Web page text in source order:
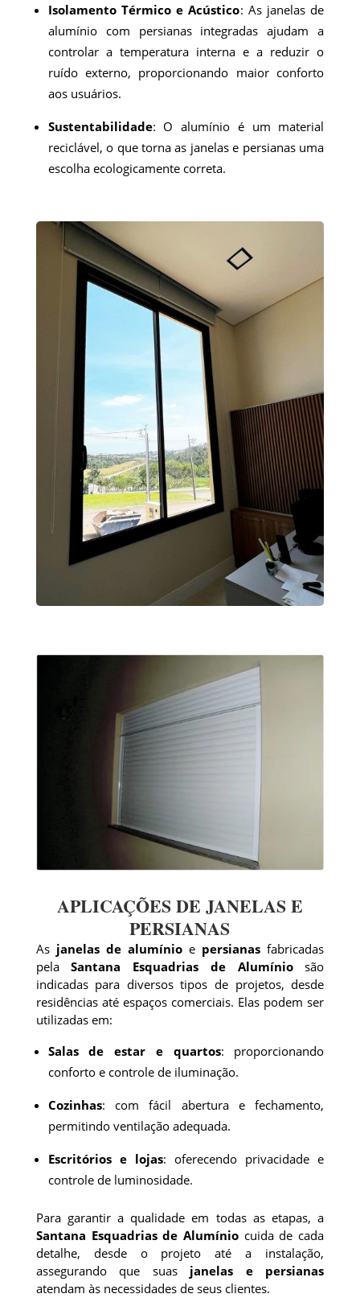
Isolamento Térmico e Acústico: As janelas de
alumínio com persianas integradas ajudam a
controlar a temperatura interna e a reduzir o
ruído externo, proporcionando maior conforto
aos usuários.
Sustentabilidade: O alumínio é um material
reciclável, o que torna as janelas e persianas uma
escolha ecologicamente correta.
APLICAÇÕES DE JANELAS E
PERSIANAS
As janelas de alumínio e persianas fabricadas
pelaSantana Esquadrias de Alumíniosão
indicadas para diversos tipos de projetos, desde
residências até espaços comerciais. Elas podem ser
utilizadas em:
Salas de estar e quartos: proporcionando
conforto e controle de iluminação.
Cozinhas: com fácil abertura e fechamento,
permitindo ventilação adequada.
Escritórios e lojas: oferecendo privacidade e
controle de luminosidade.
Para garantir a qualidade em todas as etapas, a
Santana Esquadrias de Alumínio cuida de cada
detalhe, desde o projeto até a instalação,
assegurando que suas janelas e persianas
atendam às necessidades de seus clientes.